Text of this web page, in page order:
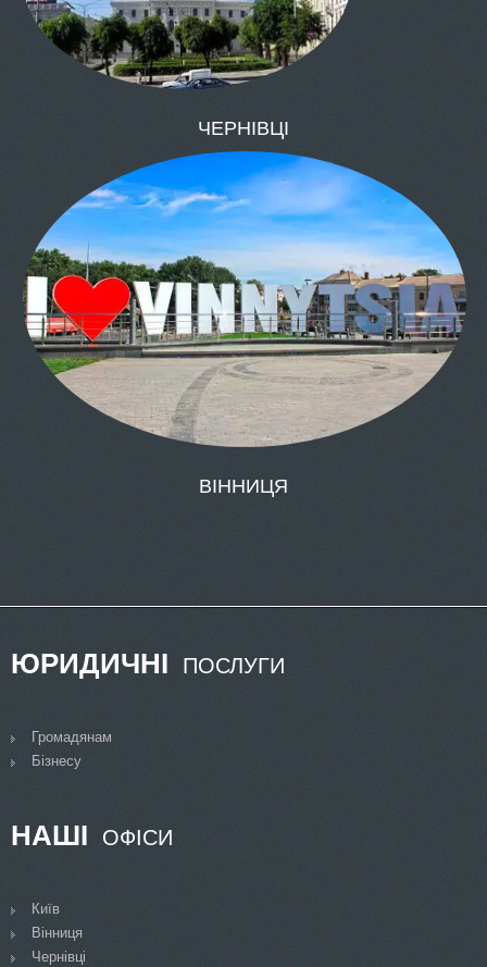
ЮРИДИЧНІ ПОСЛУГИ
Громадянам
Бізнесу
НАШІ ОФІСИ
Київ
Вінниця
Чернівці